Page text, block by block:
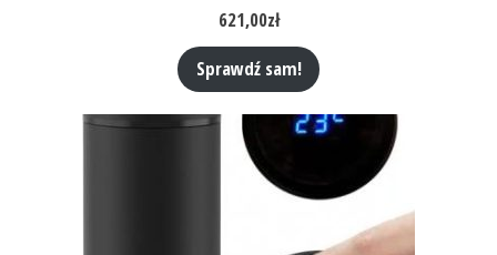
621,00zł
Sprawdź sam!